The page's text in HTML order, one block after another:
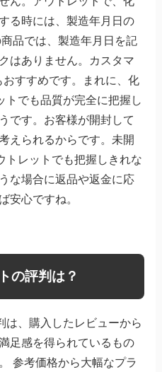
る時には、製造年月日の
品では、製造年月日を記
はありません。カスタマ
すすめです。まれに、化
トでも品質が完全に把握し
です。お客様が開封して
えられるからです。未開
トレットでも把握しきれな
な場合に返品や返金に応
安心ですね。
の評判は？
は、購入したレビューから
足感を得られているもの
参考価格から大幅なプラ